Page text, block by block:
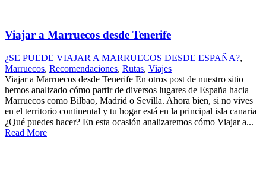
Viajar a Marruecos desde Tenerife
¿SE PUEDE VIAJAR A MARRUECOS DESDE ESPAÑA?,
Marruecos, Recomendaciones, Rutas, Viajes
Viajar a Marruecos desde Tenerife En otros post de nuestro sitio
hemos analizado cómo partir de diversos lugares de España hacia
Marruecos como Bilbao, Madrid o Sevilla. Ahora bien, si no vives
en el territorio continental y tu hogar está en la principal isla canaria
¿Qué puedes hacer? En esta ocasión analizaremos cómo Viajar a...
Read More